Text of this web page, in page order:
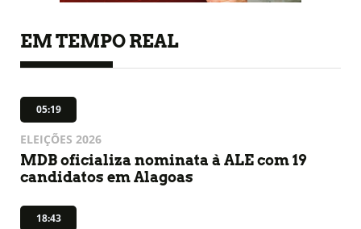
EM TEMPO REAL
05:19
ELEIÇÕES 2026
MDB oficializa nominata à ALE com 19
candidatos em Alagoas
18:43